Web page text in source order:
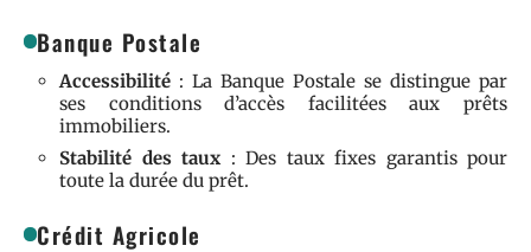
Banque Postale
Accessibilité : La Banque Postale se distingue par
ses conditions d’accès facilitées aux prêts
immobiliers.
Stabilité des taux: Des taux fixes garantis pour
toute la durée du prêt.
Crédit Agricole